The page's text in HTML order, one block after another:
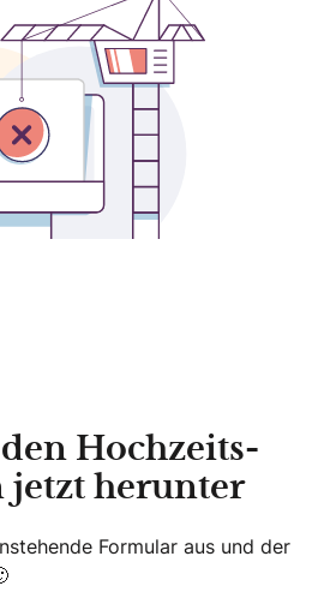
Hochzeits-
jetzt herunter
Formular aus und der